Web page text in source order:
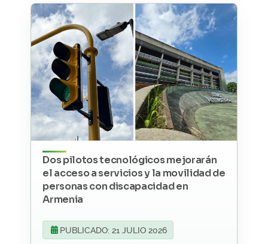
Dos pilotos tecnológicos mejorarán
el acceso a servicios y la movilidad de
personas con discapacidad en
Armenia
PUBLICADO: 21 JULIO 2026